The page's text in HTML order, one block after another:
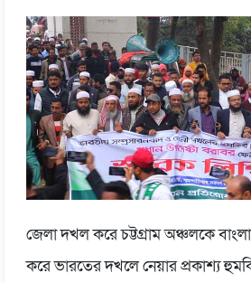
জেলা দখল করে চট্টগ্রাম অঞ্চলকে
করে ভারতের দখলে নেয়ার প্রকাশ্য